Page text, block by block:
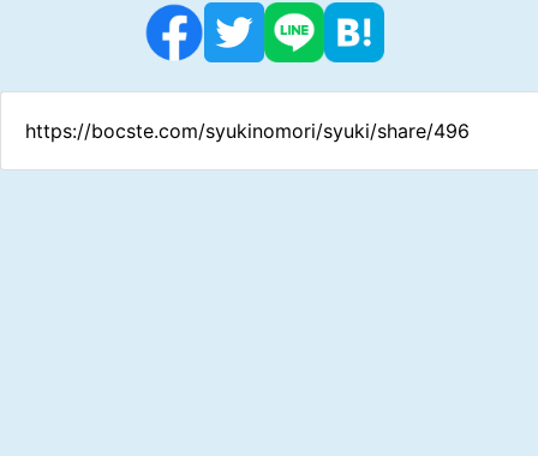
https://bocste.com/syukinomori/syuki/share/496